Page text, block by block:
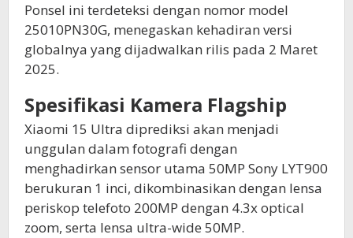
Ponsel ini terdeteksi dengan nomor model
25010PN30G, menegaskan kehadiran versi
globalnya yang dijadwalkan rilis pada 2 Maret
2025.
Spesifikasi Kamera Flagship
Xiaomi 15 Ultra diprediksi akan menjadi
unggulan dalam fotografi dengan
menghadirkan sensor utama 50MP Sony LYT900
berukuran 1 inci, dikombinasikan dengan lensa
periskop telefoto 200MP dengan 4.3x optical
zoom, serta lensa ultra-wide 50MP.